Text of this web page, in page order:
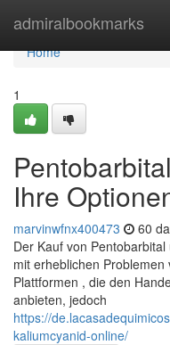
admiralbookmarks
Home
Home
1
Ihre
marvinwfnx400473 60
Der Kauf von
mit erheblichen
Plattformen , die den
anbieten, jedoch
https://
kaliumcyanid-online/